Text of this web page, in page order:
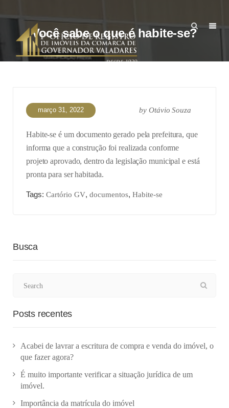
Você sabe o que é habite-se?
março 31, 2022 byOtávio Souza
Habite-se é um documento gerado pela prefeitura, que
informa que a construção foi realizada conforme
projeto aprovado, dentro da legislação municipal e está
pronta para ser habitada.
Tags: Cartório GV, documentos, Habite-se
Busca
Posts recentes
Acabei de lavrar a escritura de compra e venda do imóvel, o
que fazer agora?
É muito importante verificar a situação jurídica de um
imóvel.
Importância da matrícula do imóvel